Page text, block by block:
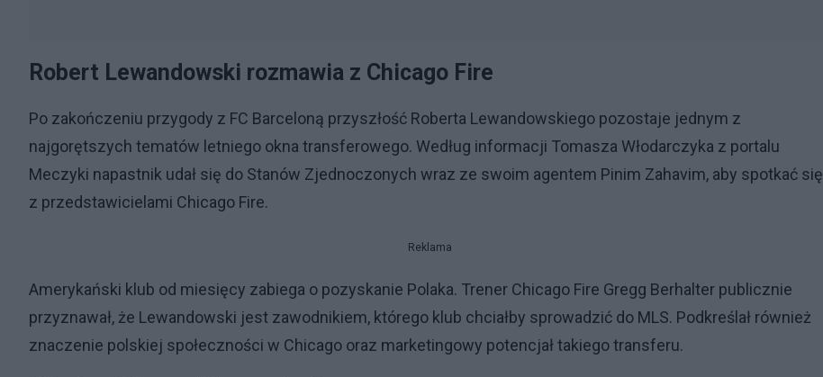
Robert Lewandowski rozmawia z Chicago Fire
Po zakończeniu przygody z FC Barceloną przyszłość Roberta Lewandowskiego pozostaje jednym z
najgorętszych tematów letniego okna transferowego. Według informacji Tomasza Włodarczyka z portalu
Meczyki napastnik udał się do Stanów Zjednoczonych wraz ze swoim agentem Pinim Zahavim, aby spotkać się
z przedstawicielami Chicago Fire.
Reklama
Amerykański klub od miesięcy zabiega o pozyskanie Polaka. Trener Chicago Fire Gregg Berhalter publicznie
przyznawał, że Lewandowski jest zawodnikiem, którego klub chciałby sprowadzić do MLS. Podkreślał również
znaczenie polskiej społeczności w Chicago oraz marketingowy potencjał takiego transferu.